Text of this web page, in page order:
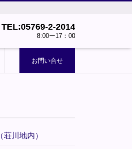
TEL:05769-2-2014
8:00ー17：00
お問い合せ
川地内）